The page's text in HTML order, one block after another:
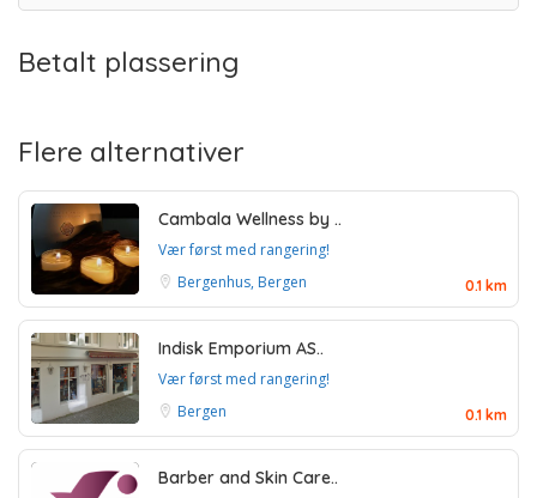
Betalt plassering
Flere alternativer
Cambala Wellness by ..
Vær først med rangering!
Bergenhus, Bergen
0.1 km
Indisk Emporium AS..
Vær først med rangering!
Bergen
0.1 km
Barber and Skin Care..